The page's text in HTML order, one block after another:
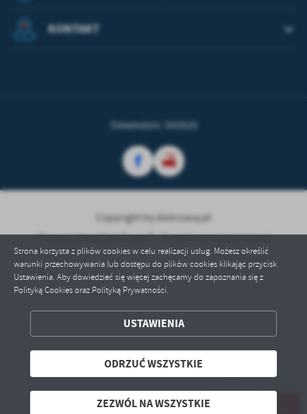
Strona korzysta z plików cookies w celu realizacji usług. Możesz określić
warunki przechowywania lub dostępu do plików cookies klikając przycisk
Ustawienia. Aby dowiedzieć się więcej zachęcamy do zapoznania się z
Polityką Cookies oraz Polityką Prywatności.
USTAWIENIA
ODRZUĆ WSZYSTKIE
ZEZWÓL NA WSZYSTKIE
ZAPISZ WYBRANE
ODRZUĆ WSZYSTKIE
ZEZWÓL NA WSZYSTKIE
KONTAKT
Odwiedzin: 502820
Copyright by dobrzany.pl
Powered by2ClickPortal® - Portale nowej generacji